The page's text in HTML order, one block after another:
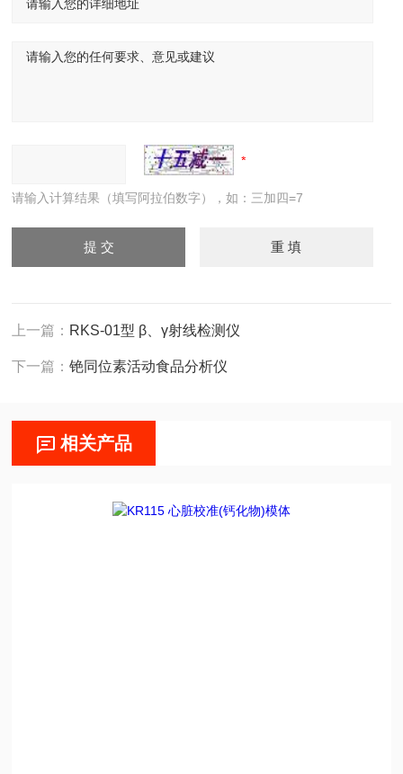
请输入计算结果（填写阿拉伯数字），如：三加四=7
上一篇： RKS-01型 β、γ射线检测仪
下一篇：铯同位素活动食品分析仪
相关产品